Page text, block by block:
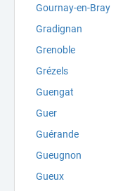
Gournay-en-Bray
Gradignan
Grenoble
Grézels
Guengat
Guer
Guérande
Gueugnon
Gueux